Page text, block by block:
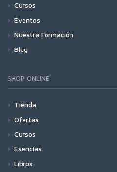
Cursos
Eventos
Nuestra Formación
Blog
SHOP ONLINE
Tienda
Ofertas
Cursos
Esencias
Libros